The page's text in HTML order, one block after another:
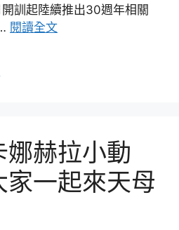
訓起陸續推出30週年相關
閱讀全文
赫拉小動
一起來天母